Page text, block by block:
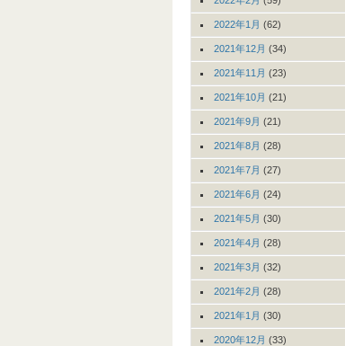
2022年1月 (62)
2021年12月 (34)
2021年11月 (23)
2021年10月 (21)
2021年9月 (21)
2021年8月 (28)
2021年7月 (27)
2021年6月 (24)
2021年5月 (30)
2021年4月 (28)
2021年3月 (32)
2021年2月 (28)
2021年1月 (30)
2020年12月 (33)